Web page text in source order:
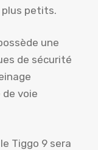
plus petits.
une
de sécurité
voie
Tiggo 9 sera